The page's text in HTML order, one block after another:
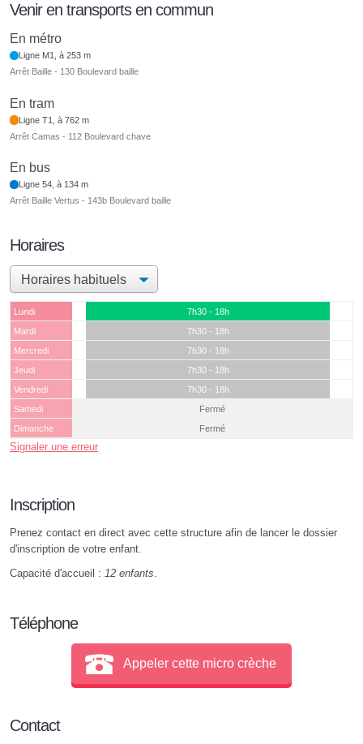
Venir en transports en commun
En métro
Ligne M1, à 253 m
Arrêt Baille - 130 Boulevard baille
En tram
Ligne T1, à 762 m
Arrêt Camas - 112 Boulevard chave
En bus
Ligne 54, à 134 m
Arrêt Baille Vertus - 143b Boulevard baille
Horaires
Lundi
7h30 - 18h
Mardi
7h30 - 18h
Mercredi
7h30 - 18h
Jeudi
7h30 - 18h
Vendredi
7h30 - 18h
Samedi
Fermé
Dimanche
Fermé
Signaler une erreur
Inscription
Prenez contact en direct avec cette structure afin de lancer le dossier
d'inscription de votre enfant.
Capacité d'accueil : 12 enfants
Téléphone
Appeler cette micro crèche
Contact